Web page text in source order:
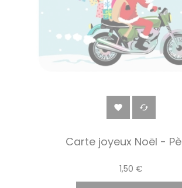
 
Carte joyeux Noël -
1,50 €